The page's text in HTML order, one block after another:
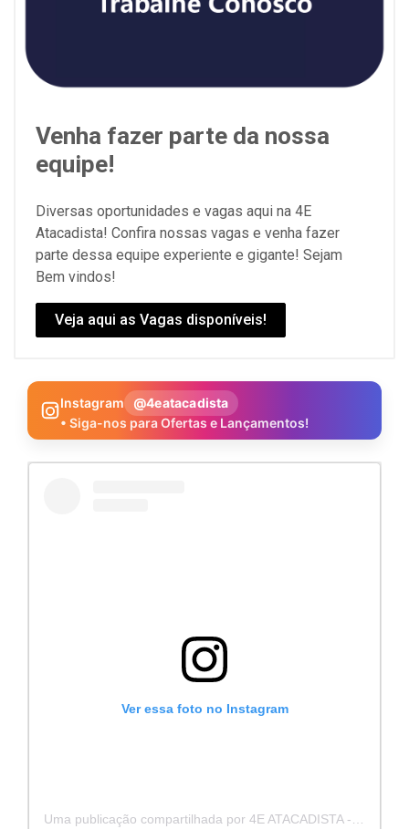
Venha fazer parte da nossa
equipe!
Diversas oportunidades e vagas aqui na 4E
Atacadista! Confira nossas vagas e venha fazer
parte dessa equipe experiente e gigante! Sejam
Bem vindos!
Veja aqui as Vagas disponíveis!
Instagram
@4eatacadista
• Siga-nos para Ofertas e Lançamentos!
Ver essa foto no Instagram